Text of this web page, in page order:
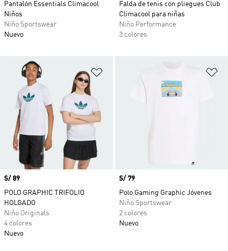
Pantalón Essentials Climacool
Niños
Niño Sportswear
Nuevo
Falda de tenis con pliegues Club
Climacool para niñas
Niño Performance
3 colores
Añadir a la lista de deseos
Precio
S/ 89
POLO GRAPHIC TRIFOLIO
HOLGADO
Niño Originals
4 colores
Nuevo
Precio
S/ 79
Polo Gaming Graphic Jóvenes
Niño Sportswear
2 colores
Nuevo